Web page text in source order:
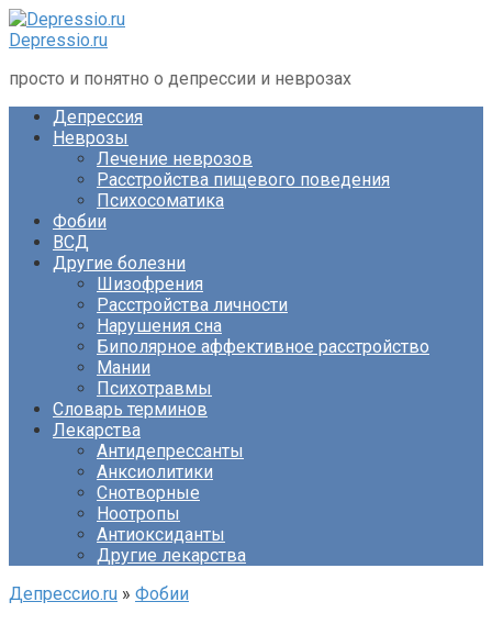
Перейти
к
Depressio.ru
просто и понятно о депрессии и неврозах
Депрессия
Неврозы
Лечение неврозов
Расстройства пищевого поведения
Психосоматика
Фобии
ВСД
Другие болезни
Шизофрения
Расстройства личности
Нарушения сна
Биполярное аффективное расстройство
Мании
Психотравмы
Словарь терминов
Лекарства
Антидепрессанты
Анксиолитики
Снотворные
Ноотропы
Антиоксиданты
Другие лекарства
Депрессио.ru » Фобии